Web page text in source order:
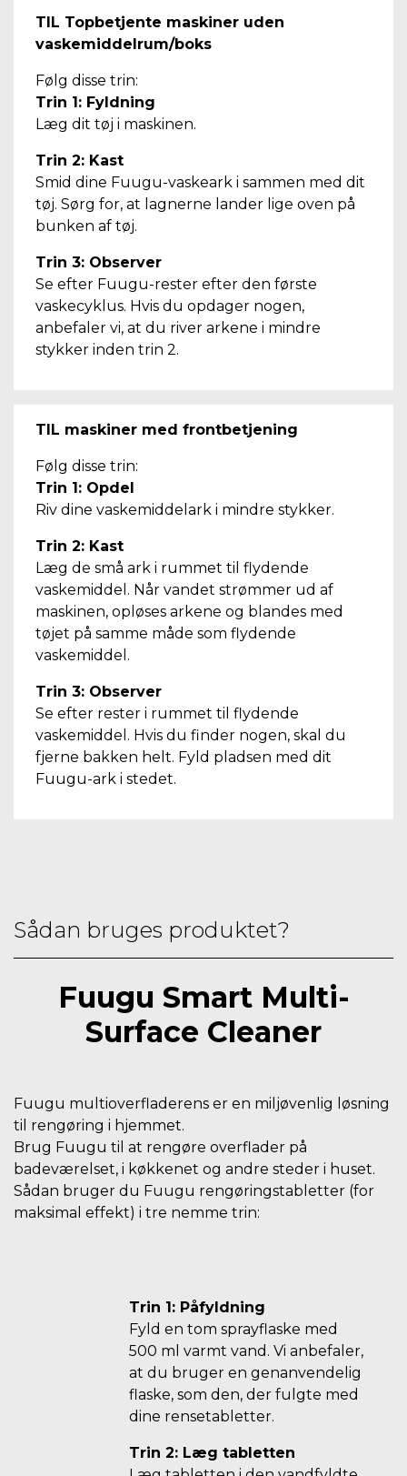
TIL Topbetjente maskiner uden
vaskemiddelrum/boks
Følg disse trin:
Trin 1: Fyldning
Læg dit tøj i maskinen.
Trin 2: Kast
Smid dine Fuugu-vaskeark i sammen med dit
tøj. Sørg for, at lagnerne lander lige oven på
bunken af tøj.
Trin 3: Observer
Se efter Fuugu-rester efter den første
vaskecyklus. Hvis du opdager nogen,
anbefaler vi, at du river arkene i mindre
stykker inden trin 2.
TIL maskiner med frontbetjening
Følg disse trin:
Trin 1: Opdel
Riv dine vaskemiddelark i mindre stykker.
Trin 2: Kast
Læg de små ark i rummet til flydende
vaskemiddel. Når vandet strømmer ud af
maskinen, opløses arkene og blandes med
tøjet på samme måde som flydende
vaskemiddel.
Trin 3: Observer
Se efter rester i rummet til flydende
vaskemiddel. Hvis du finder nogen, skal du
fjerne bakken helt. Fyld pladsen med dit
Fuugu-ark i stedet.
Sådan bruges produktet?
Fuugu multioverfladerens er en miljøvenlig løsning
til rengøring i hjemmet.
Brug Fuugu til at rengøre overflader på
badeværelset, i køkkenet og andre steder i huset.
Sådan bruger du Fuugu rengøringstabletter (for
maksimal effekt) i tre nemme trin:
Fuugu Smart Multi-
Surface Cleaner
Trin 1: Påfyldning
Fyld en tom sprayflaske med
500 ml varmt vand. Vi anbefaler,
at du bruger en genanvendelig
flaske, som den, der fulgte med
dine rensetabletter.
Trin 2: Læg tabletten